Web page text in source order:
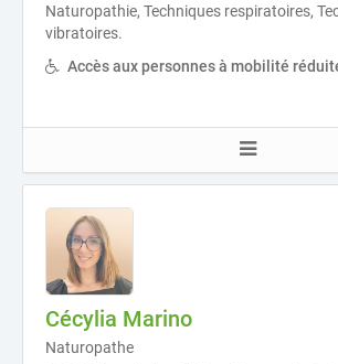
Naturopathie, Techniques respiratoires,
vibratoires.
Accès aux personnes à mobilité
Cécylia Marino
Naturopathe